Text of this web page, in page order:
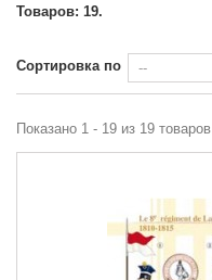
Товаров: 19.
Сортировка по
Показано 1 - 19 из 19 товаров